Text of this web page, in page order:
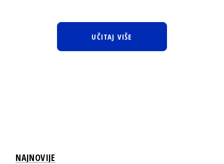
UČITAJ VIŠE
NAJNOVIJE